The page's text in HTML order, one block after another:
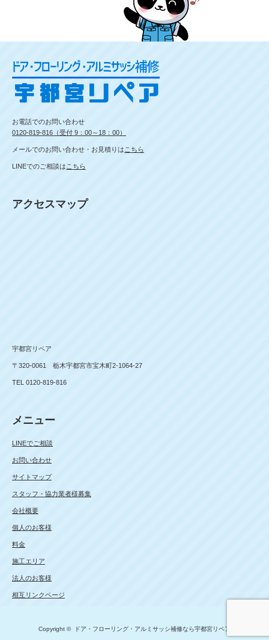
お電話でのお問い合わせ
0120-819-816（受付 9：00～18：00）
メールでのお問い合わせ・お見積りは こちら
LINEでのご相談は こちら
アクセスマップ
宇都宮リペア
〒320-0061 栃木宇都宮市宝木町2-1064-27
TEL 0120-819-816
メニュー
LINEでご相談
お問い合わせ
サイトマップ
スタッフ・協力業者様募集
会社概要
個人のお客様
料金
施工エリア
法人のお客様
相互リンクページ
Copyright © ドア・フローリング・アルミサッシ補修なら宇都宮リペア